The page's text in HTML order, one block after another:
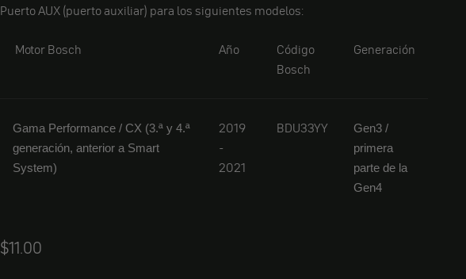
Puerto AUX (puerto auxiliar) para los siguientes modelos:
Motor Bosch Año
Código
Bosch
Generación
Gama Performance / CX (3.ª y 4.ª
generación, anterior a Smart
System)
2019
-
2021
BDU33YY
Gen3 /
primera
parte de la
Gen4
Angebot
$11.00